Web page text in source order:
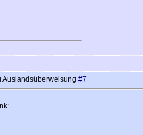
Auslandsüberweisung #7